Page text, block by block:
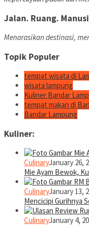
Jalan. Ruang.
Menarasikan destinasi,
Topik Populer
tempat wisata di
wisata lampung
Kuliner Bandar
tempat makan di
Bandar Lampung
Kuliner:
CulinaryJanuary 26,
Mie Ayam Bewok,
CulinaryJanuary 13,
Mencicipi Gurihnya
CulinaryJanuary 4,